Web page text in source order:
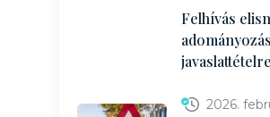
Felhívás
2026.